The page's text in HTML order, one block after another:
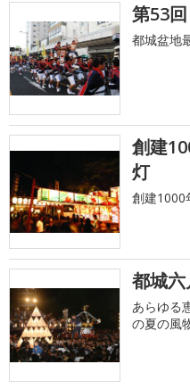
第53
都城盆地
創建
灯
創建
都城六
あらゆる
の夏の風